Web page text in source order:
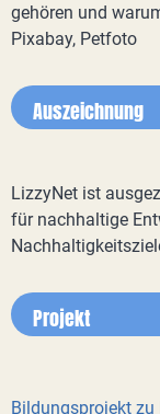
gehören und
Pixabay, Petfoto
Auszeichnung
LizzyNet ist
für nachhaltige
Projekt
Bildungsprojekt